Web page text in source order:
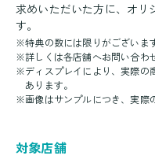
求めいただいた方に、オリ
す。
※特典の数には限りがございま
※詳しくは各店舗へお問い合わ
※ディスプレイにより、実際の
あります。
※画像はサンプルにつき、実際
対象店舗